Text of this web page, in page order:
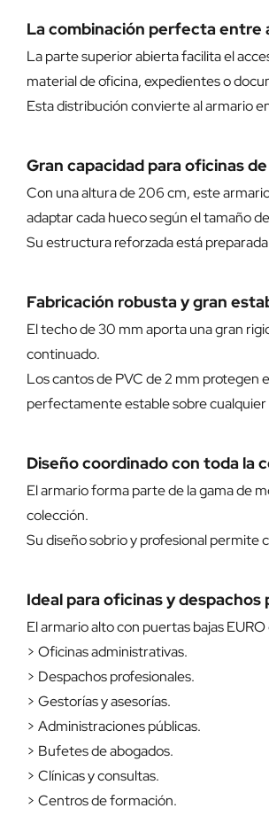
La combinación perfecta entre
La parte superior abierta facilita el
material de oficina, expedientes o
Esta distribución convierte al armario
Gran capacidad para oficinas
Con una altura de 206 cm, este
adaptar cada hueco según el tamaño
Su estructura reforzada está
Fabricación robusta y gran
El techo de 30 mm aporta una gran
continuado.
Los cantos de PVC de 2 mm protegen
perfectamente estable sobre
Diseño coordinado con toda la
El armario forma parte de la gama de
colección.
Su diseño sobrio y profesional permite
Ideal para oficinas y
El armario alto con puertas bajas
> Oficinas administrativas.
> Despachos profesionales.
> Gestorías y asesorías.
> Administraciones públicas.
> Bufetes de abogados.
> Clínicas y consultas.
> Centros de formación.